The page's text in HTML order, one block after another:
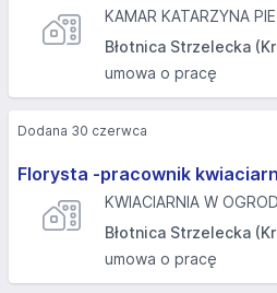
KAMAR KATARZYNA
Błotnica Strzelecka
umowa o pracę
Florysta -pracownik
KWIACIARNIA W
Błotnica Strzelecka
umowa o pracę
Dodana 30 czerwca